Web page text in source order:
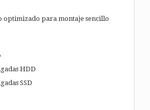
optimizado para montaje sencillo
HDD
SSD